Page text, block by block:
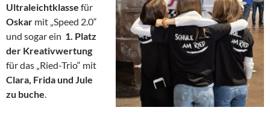
Ultraleichtklasse für
Oskar mit „Speed 2.0“
und sogar ein 1. Platz
der Kreativwertung
für das „Ried-Trio“ mit
Clara, Frida und Jule
zu buche